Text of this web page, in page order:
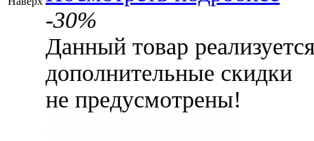
-30%
Данный товар
дополнительные скидки
не предусмотрены!